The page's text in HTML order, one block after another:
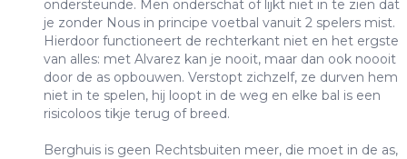
ondersteunde. Men onderschat of lijkt niet in te zien dat
je zonder Nous in principe voetbal vanuit 2 spelers mist.
Hierdoor functioneert de rechterkant niet en het ergste
van alles: met Alvarez kan je nooit, maar dan ook noooit
door de as opbouwen. Verstopt zichzelf, ze durven hem
niet in te spelen, hij loopt in de weg en elke bal is een
risicoloos tikje terug of breed.
Berghuis is geen Rechtsbuiten meer, die moet in de as,